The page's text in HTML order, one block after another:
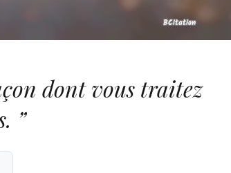
dont vous traitez
”